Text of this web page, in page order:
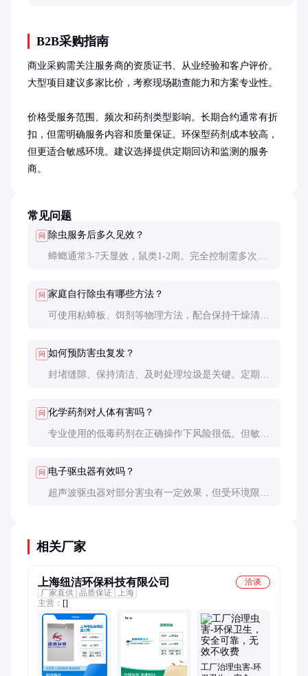
B2B采购指南
商业采购需关注服务商的资质证书、从业经验和客户评价。
大型项目建议多家比价，考察现场勘查能力和方案专业性。
价格受服务范围、频次和药剂类型影响。长期合约通常有折
扣，但需明确服务内容和质量保证。环保型药剂成本较高，
但更适合敏感环境。建议选择提供定期回访和监测的服务
商。
常见问题
问 除虫服务后多久见效？
蟑螂通常3-7天显效，鼠类1-2周。完全控制需多次处
问 家庭自行除虫有哪些方法？
可使用粘蟑板、饵剂等物理方法，配合保持干燥清
问 如何预防害虫复发？
封堵缝隙、保持清洁、及时处理垃圾是关键。定期检
问 化学药剂对人体有害吗？
专业使用的低毒药剂在正确操作下风险很低。但敏感
问 电子驱虫器有效吗？
超声波驱虫器对部分害虫有一定效果，但受环境限制
相关厂家
上海纽洁环保科技有限公司
洽谈
厂家直供 品质保证
上海
主营： []
工厂治理虫害-环